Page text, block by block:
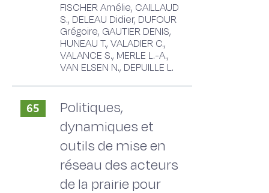
FISCHER Amélie, CAILLAUD
S., DELEAU Didier, DUFOUR
Grégoire, GAUTIER DENIS,
HUNEAU T., VALADIER C.,
VALANCE S., MERLE L.-A.,
VAN ELSEN N., DEPUILLE L.
65
Politiques,
dynamiques et
outils de mise en
réseau des acteurs
de la prairie pour